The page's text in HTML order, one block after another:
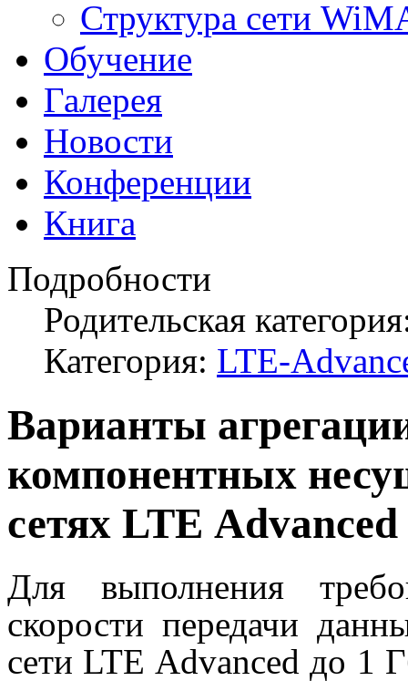
Структура сети
Обучение
Галерея
Новости
Конференции
Книга
Подробности
Родительская
Категория: LTE-
Варианты
компонентных
сетях LTE Advanced
Для выполнения
скорости передачи
сети LTE Advanced до 1